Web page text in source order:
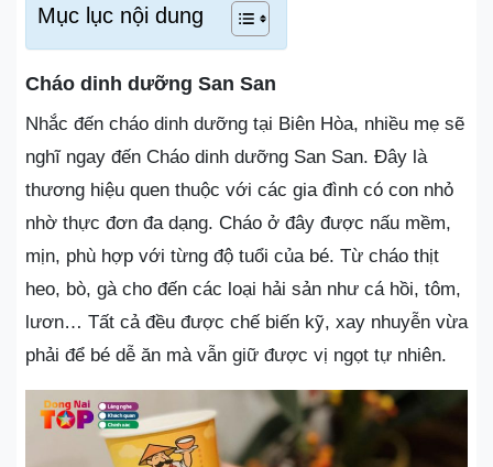
Mục lục nội dung
Cháo dinh dưỡng San San
Nhắc đến cháo dinh dưỡng tại Biên Hòa, nhiều mẹ sẽ
nghĩ ngay đến Cháo dinh dưỡng San San. Đây là
thương hiệu quen thuộc với các gia đình có con nhỏ
nhờ thực đơn đa dạng. Cháo ở đây được nấu mềm,
mịn, phù hợp với từng độ tuổi của bé. Từ cháo thịt
heo, bò, gà cho đến các loại hải sản như cá hồi, tôm,
lươn… Tất cả đều được chế biến kỹ, xay nhuyễn vừa
phải để bé dễ ăn mà vẫn giữ được vị ngọt tự nhiên.